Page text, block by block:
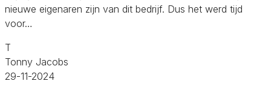
nieuwe eigenaren zijn van dit bedrijf. Dus het werd tijd
voor…
T
Tonny Jacobs
29-11-2024